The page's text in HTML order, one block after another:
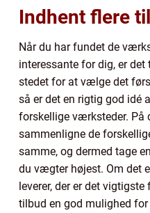
Indhent flere
Når du har fundet de
interessante for dig, er det
stedet for at vælge det
så er det en rigtig god idé
forskellige værksteder. På
sammenligne de
samme, og dermed tage
du vægter højest. Om det
leverer, der er det
tilbud en god mulighed